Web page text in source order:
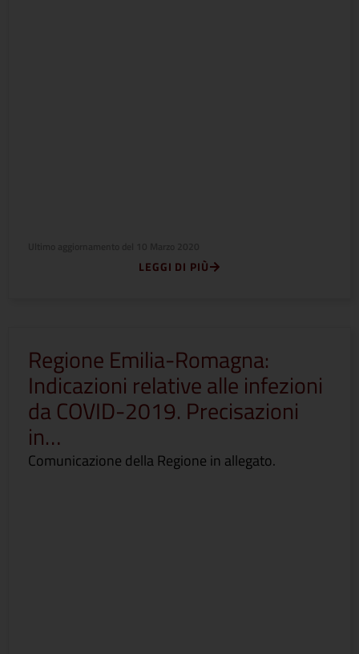
LEGGI DI PIÙ
Regione Emilia-Romagna:
Indicazioni relative alle infezioni
da COVID-2019. Precisazioni
in…
Comunicazione della Regione in allegato.